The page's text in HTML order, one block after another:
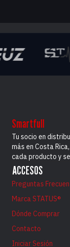
Smartfull
Tu socio en
más en Costa
cada producto y
ACCESOS
Preguntas
Marca STATUS®
Dónde Comprar
Contacto
Iniciar Sesión